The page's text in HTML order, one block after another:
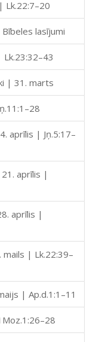
lasījumi
| 31. marts
aprīlis | Jņ.5:17–
aprīlis |
aprīlis |
| Lk.22:39–
| Ap.d.1:1–11